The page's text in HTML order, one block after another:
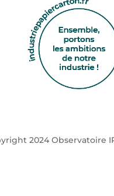
2024 Observatoire